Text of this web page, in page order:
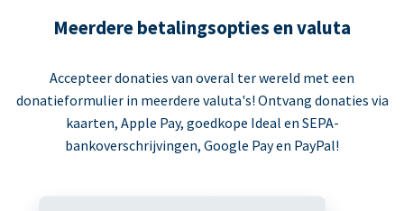
Meerdere betalingsopties en valuta
Accepteer donaties van overal ter wereld met een
donatieformulier in meerdere valuta's! Ontvang donaties via
kaarten, Apple Pay, goedkope Ideal en SEPA-
bankoverschrijvingen, Google Pay en PayPal!